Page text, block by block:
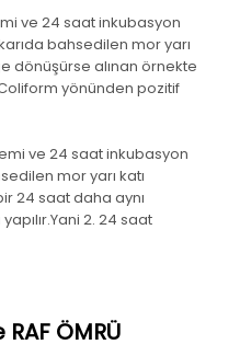
ve 24 saat inkubasyon
bahsedilen mor yarı
dönüşürse alınan örnekte
yönünden pozitif
ve 24 saat inkubasyon
mor yarı katı
24 saat daha aynı
2. 24 saat
RAF ÖMRÜ